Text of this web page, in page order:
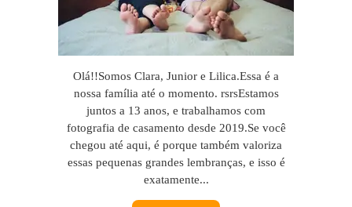
Olá!!Somos Clara, Junior e Lilica.Essa é a
nossa família até o momento. rsrsEstamos
juntos a 13 anos, e trabalhamos com
fotografia de casamento desde 2019.Se você
chegou até aqui, é porque também valoriza
essas pequenas grandes lembranças, e isso é
exatamente...